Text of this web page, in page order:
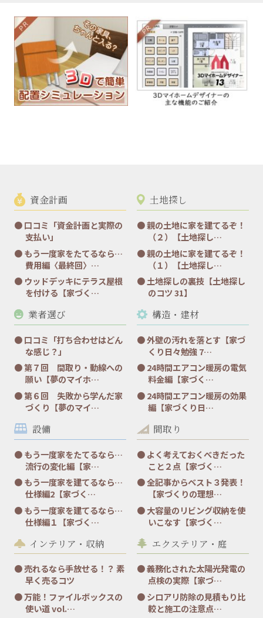
資金計画
口コミ「資金計画と実際の
支払い」
もう一度家をたてるなら…
費用編〈最終回〉…
ウッドデッキにテラス屋根
を付ける【家づく…
土地探し
親の土地に家を建てるぞ！
（２）【土地探し…
親の土地に家を建てるぞ！
（１）【土地探し…
土地探しの裏技【土地探し
のコツ 31】
業者選び
口コミ「打ち合わせはどん
な感じ？」
第７回 間取り・動線への
願い【夢のマイホ…
第６回 失敗から学んだ家
づくり【夢のマイ…
構造・建材
外壁の汚れを落とす【家づ
くり日々勉強 7…
24時間エアコン暖房の電気
料金編【家づく…
24時間エアコン暖房の効果
編【家づくり日…
設備
もう一度家をたてるなら…
流行の変化編【家…
もう一度家を建てるなら…
仕様編2【家づく…
もう一度家を建てるなら…
仕様編１【家づく…
間取り
よく考えておくべきだった
こと２点【家づく…
全記事からベスト３発表！
【家づくりの理想…
大容量のリビング収納を使
いこなす【家づく…
インテリア・収納
売れるなら手放せる！？ 素
早く売るコツ
万能！ファイルボックスの
使い道 vol.…
エクステリア・庭
義務化された太陽光発電の
点検の実際【家づ…
シロアリ防除の見積もり比
較と施工の注意点…